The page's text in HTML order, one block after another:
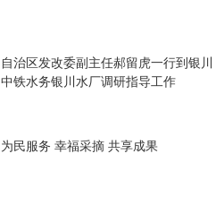
自治区发改委副主任郝留虎一行到银川
中铁水务银川水厂调研指导工作
为民服务 幸福采摘 共享成果